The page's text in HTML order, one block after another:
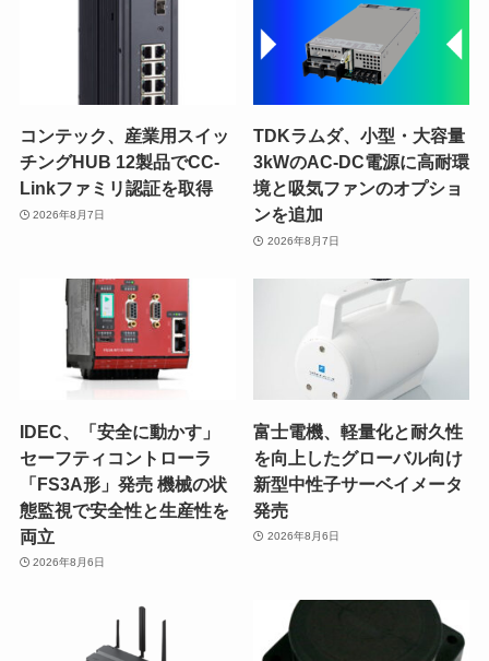
コンテック、産業用スイッ
チングHUB 12製品でCC-
Linkファミリ認証を取得
2026年8月7日
TDKラムダ、小型・大容量
3kWのAC-DC電源に高耐環
境と吸気ファンのオプショ
ンを追加
2026年8月7日
IDEC、「安全に動かす」
セーフティコントローラ
「FS3A形」発売 機械の状
態監視で安全性と生産性を
両立
2026年8月6日
富士電機、軽量化と耐久性
を向上したグローバル向け
新型中性子サーベイメータ
発売
2026年8月6日